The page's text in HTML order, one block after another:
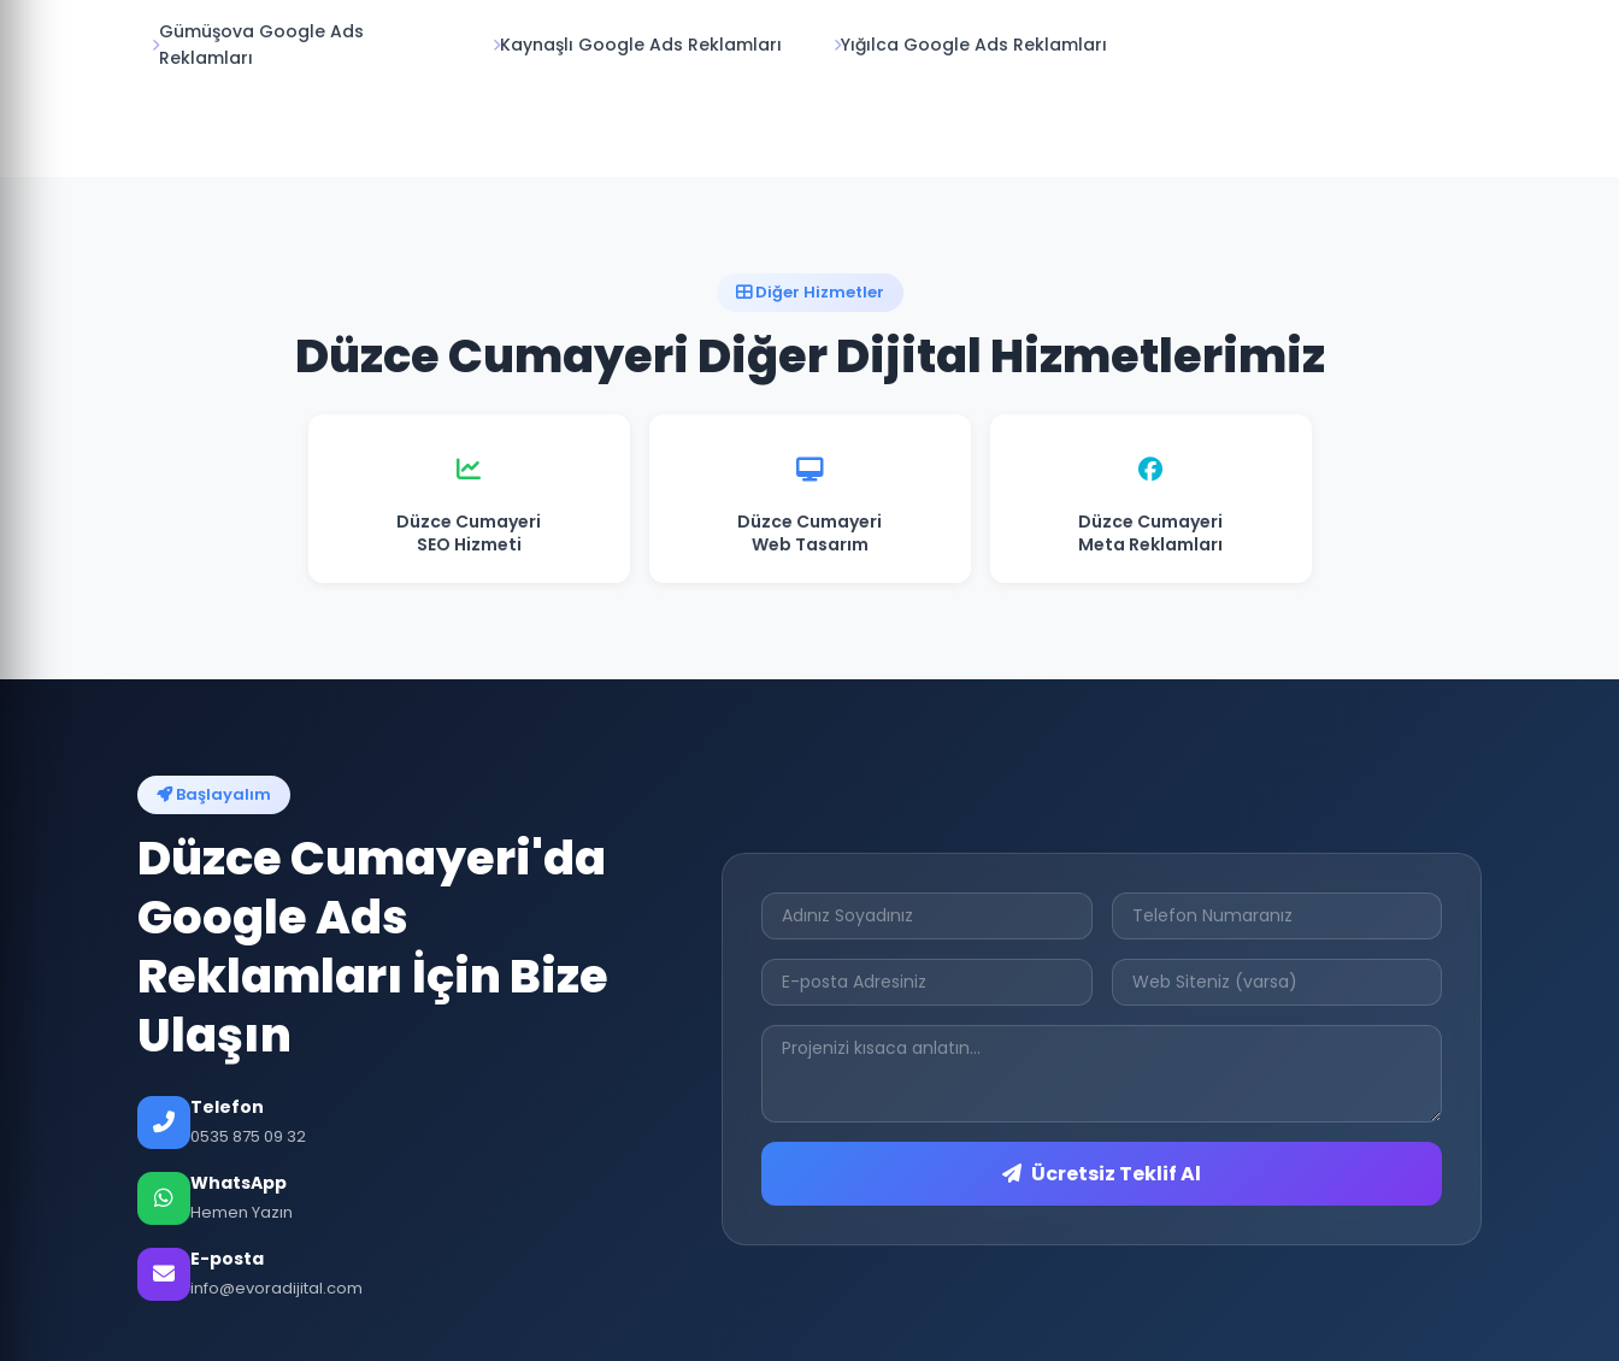
Gümüşova Google Ads
Reklamları
Kaynaşlı Google Ads Reklamları Yığılca Google Ads Reklamları
Diğer Hizmetler
Düzce Cumayeri Diğer Dijital Hizmetlerimiz
Düzce Cumayeri
SEO Hizmeti
Düzce Cumayeri
Web Tasarım
Düzce Cumayeri
Meta Reklamları
Başlayalım
Düzce Cumayeri'da
Google Ads
Reklamları İçin Bize
Ulaşın
Telefon
0535 875 09 32
WhatsApp
Hemen Yazın
E-posta
info@evoradijital.com
Ücretsiz Teklif Al